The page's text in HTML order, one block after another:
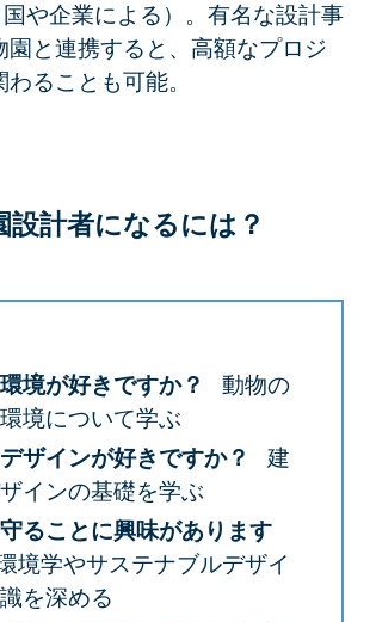
や企業による）。有名な設計事
園と連携すると、高額なプロジ
わることも可能。
設計者になるには？
境が好きですか？
動物の
境について学ぶ
ザインが好きですか？
建
インの基礎を学ぶ
ることに興味があります
境学やサステナブルデザイ
を深める